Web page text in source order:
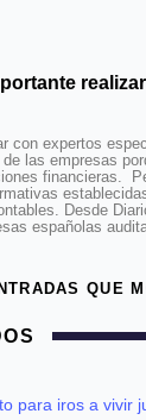
para iros a vivir
con expertos
las empresas
financieras.
Desde
españolas
QUE